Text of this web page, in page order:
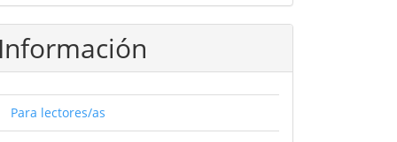
Información
Para lectores/as